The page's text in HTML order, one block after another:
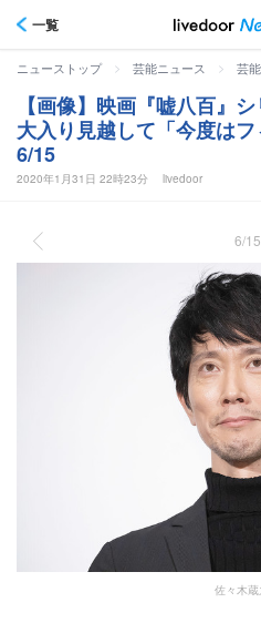
一覧
ニューストップ > 芸能ニュース > 芸
【画像】映画『嘘八百』
大入り見越して「今度はフ
6/15
2020年1月31日 22時23分 livedoor
6/15
佐々木蔵